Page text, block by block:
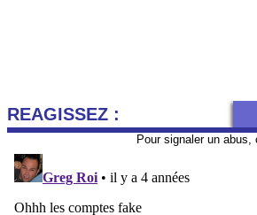
REAGISSEZ :
Pour signaler un abus,